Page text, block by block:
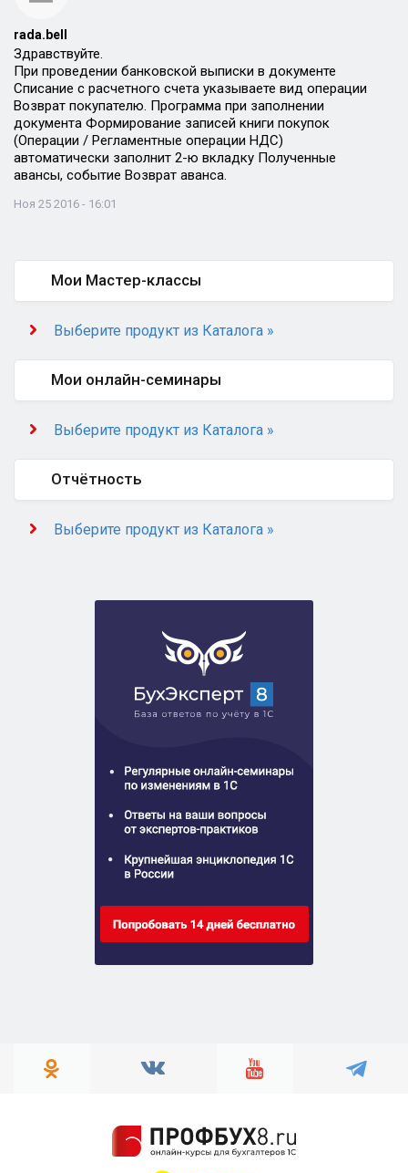
rada.bell
Здравствуйте.
При проведении банковской выписки в документе
Списание с расчетного счета указываете вид операции
Возврат покупателю. Программа при заполнении
документа Формирование записей книги покупок
(Операции / Регламентные операции НДС)
автоматически заполнит 2-ю вкладку Полученные
авансы, событие Возврат аванса.
Ноя 25 2016 - 16:01
Мои Мастер-классы
Выберите продукт из Каталога »
Мои онлайн-семинары
Выберите продукт из Каталога »
Отчётность
Выберите продукт из Каталога »